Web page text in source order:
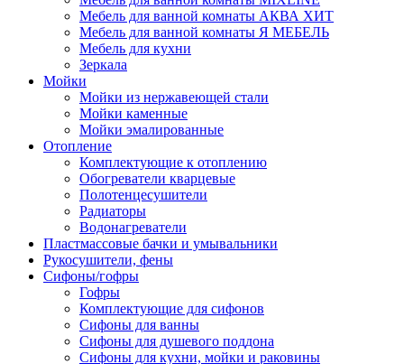
Мебель для ванной комнаты АКВА ХИТ
Мебель для ванной комнаты Я МЕБЕЛЬ
Мебель для кухни
Зеркала
Мойки
Мойки из нержавеющей стали
Мойки каменные
Мойки эмалированные
Отопление
Комплектующие к отоплению
Обогреватели кварцевые
Полотенцесушители
Радиаторы
Водонагреватели
Пластмассовые бачки и умывальники
Рукосушители, фены
Сифоны/гофры
Гофры
Комплектующие для сифонов
Сифоны для ванны
Сифоны для душевого поддона
Сифоны для кухни, мойки и раковины